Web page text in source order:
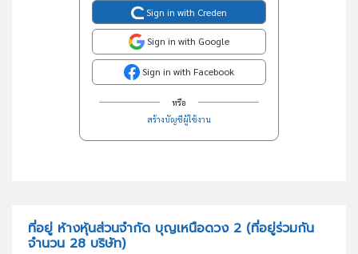
Sign in with Creden
Sign in with Google
Sign in with Facebook
หรือ
สร้างบัญชีผู้ใช้งาน
ที่อยู่ ห้างหุ้นส่วนจำกัด บุญเหนือดวง 2 (ที่อยู่ร่วมกัน
จำนวน 28 บริษัท)